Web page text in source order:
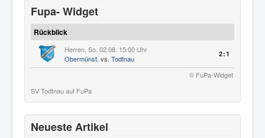
Fupa- Widget
Rückblick
Herren, So. 02.08. 15:00 Uhr
Obermünst. vs. Todtnau
2:1
© FuPa-Widget
SV Todtnau auf FuPa
Neueste Artikel